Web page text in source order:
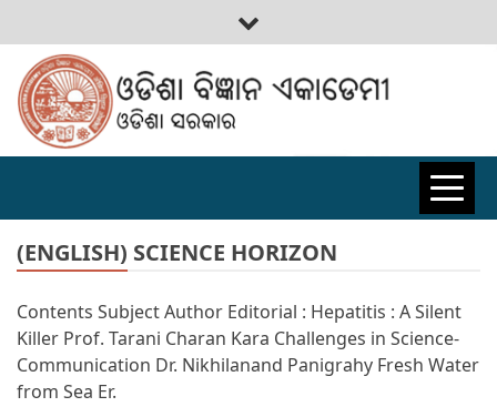
ODISHA
BIGYAN
ACADEMY
(ENGLISH) SCIENCE HORIZON
Contents Subject Author Editorial : Hepatitis : A Silent
Killer Prof. Tarani Charan Kara Challenges in Science-
Communication Dr. Nikhilanand Panigrahy Fresh Water
from Sea Er.